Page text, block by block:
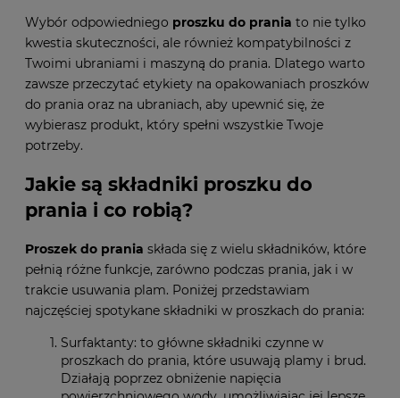
Wybór odpowiedniego proszku do prania to nie tylko
kwestia skuteczności, ale również kompatybilności z
Twoimi ubraniami i maszyną do prania. Dlatego warto
zawsze przeczytać etykiety na opakowaniach proszków
do prania oraz na ubraniach, aby upewnić się, że
wybierasz produkt, który spełni wszystkie Twoje
potrzeby.
Jakie są składniki proszku do
prania i co robią?
Proszek do prania składa się z wielu składników, które
pełnią różne funkcje, zarówno podczas prania, jak i w
trakcie usuwania plam. Poniżej przedstawiam
najczęściej spotykane składniki w proszkach do prania:
Surfaktanty: to główne składniki czynne w
proszkach do prania, które usuwają plamy i brud.
Działają poprzez obniżenie napięcia